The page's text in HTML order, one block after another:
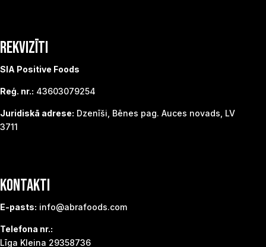
REKVIZĪTI
SIA Positive Foods
Reģ. nr.: 43603079254
Juridiskā adrese: Dzenīši, Bēnes pag. Auces novads, LV
3711
KONTAKTI
E-pasts: info@abrafoods.com
Telefona nr.:
Līga Kleina 29358736